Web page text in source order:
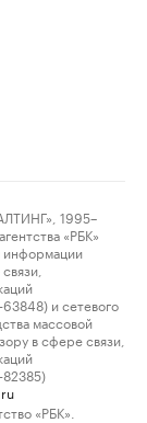
1995–
«РБК»
информации
и сетевого
массовой
в сфере связи,
«РБК».